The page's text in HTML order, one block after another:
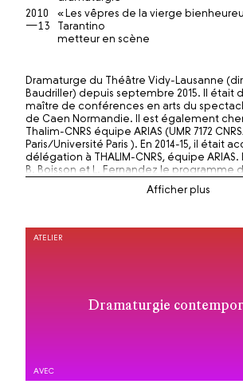
2010
—13
« Les vêpres de la vierge
Tarantino
metteur en scène
Dramaturge du Théâtre Vidy-Lausanne
Baudriller) depuis septembre 2015. Il était
maître de conférences en arts du
de Caen Normandie. Il est également
Thalim-CNRS équipe ARIAS (UMR 7172
Paris/Université Paris ). En 2014-15, il était
délégation à THALIM-CNRS, équipe
B. Boisson et L. Fernandez le programme
NoTHx (« Nouvelles Théâtralités ») qui porte
renouveau des formes scéniques post-
Ses recherches portent sur la
cadres symboliques et institutionnels. Ses
portent notamment sur l’institution
sciences humaines pour réfléchir la
Dramaturgie
ATELIER
AVEC